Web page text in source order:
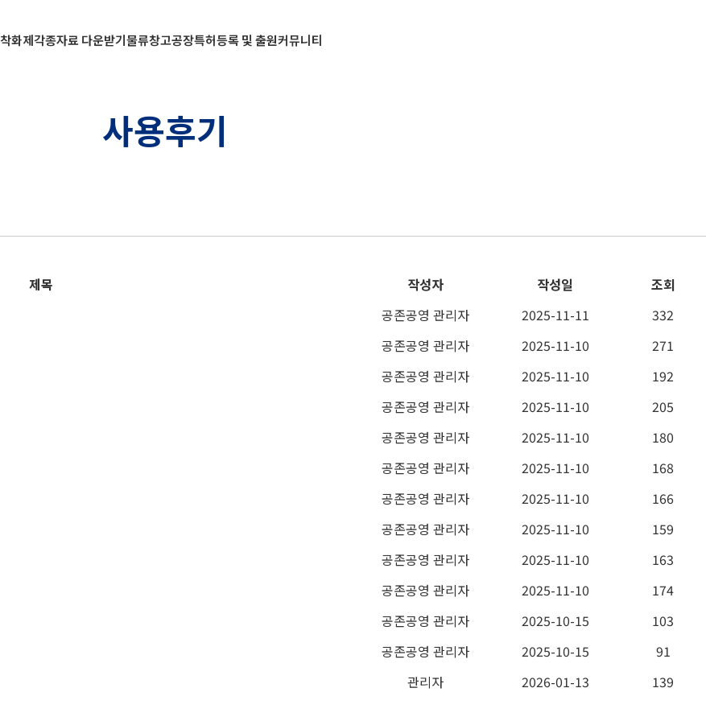
착화제각종자료 다운받기물류창고공장특허등록 및 출원커뮤니티
사용후기
제목 작성자 작성일
조회
공존공영 관리자 2025-11-11
332
공존공영 관리자 2025-11-10
271
공존공영 관리자 2025-11-10
192
공존공영 관리자 2025-11-10
205
공존공영 관리자 2025-11-10
180
공존공영 관리자 2025-11-10
168
공존공영 관리자 2025-11-10
166
공존공영 관리자 2025-11-10
159
공존공영 관리자 2025-11-10
163
공존공영 관리자 2025-11-10
174
공존공영 관리자 2025-10-15
103
공존공영 관리자 2025-10-15
91
관리자 2026-01-13
139